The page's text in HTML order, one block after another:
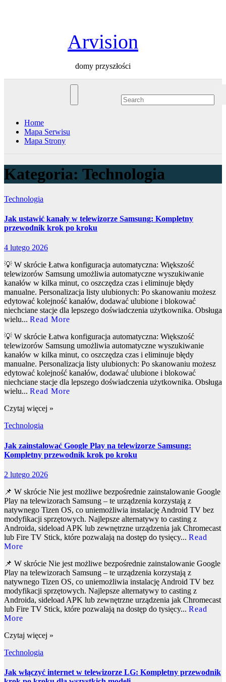
Arvision
domy przyszłości
Home
Mapa Serwisu
Mapa Strony
Kategoria: Technologia
Technologia
Jak ustawić kanały w telewizorze Samsung: Kompletny
przewodnik krok po kroku
4 lutego 2026
💡 W skrócie Łatwa konfiguracja automatyczna: Większość
telewizorów Samsung umożliwia automatyczne wyszukiwanie
kanałów w kilka minut, co oszczędza czas i eliminuje błędy
manualne. Personalizacja listy ulubionych: Po skanowaniu możesz
edytować kolejność kanałów, dodawać ulubione i blokować
niechciane stacje dla lepszego doświadczenia użytkownika. Obsługa
wielu... Read More
💡 W skrócie Łatwa konfiguracja automatyczna: Większość
telewizorów Samsung umożliwia automatyczne wyszukiwanie
kanałów w kilka minut, co oszczędza czas i eliminuje błędy
manualne. Personalizacja listy ulubionych: Po skanowaniu możesz
edytować kolejność kanałów, dodawać ulubione i blokować
niechciane stacje dla lepszego doświadczenia użytkownika. Obsługa
wielu... Read More
Czytaj więcej »
Technologia
Jak zainstalować Google Play na telewizorze Samsung:
Kompletny przewodnik krok po kroku
2 lutego 2026
📌 W skrócie Nie jest możliwe bezpośrednie zainstalowanie Google
Play na telewizorach Samsung – te urządzenia korzystają z
natywnego Tizen OS, co uniemożliwia instalację Android TV bez
modyfikacji sprzętowych. Najlepsze alternatywy to casting z
Androida, sideload APK lub zewnętrzne urządzenia jak Chromecast
lub Fire TV Stick, które pozwalają na dostęp do tysięcy... Read
More
📌 W skrócie Nie jest możliwe bezpośrednie zainstalowanie Google
Play na telewizorach Samsung – te urządzenia korzystają z
natywnego Tizen OS, co uniemożliwia instalację Android TV bez
modyfikacji sprzętowych. Najlepsze alternatywy to casting z
Androida, sideload APK lub zewnętrzne urządzenia jak Chromecast
lub Fire TV Stick, które pozwalają na dostęp do tysięcy... Read
More
Czytaj więcej »
Technologia
Jak włączyć internet w telewizorze LG: Kompletny przewodnik